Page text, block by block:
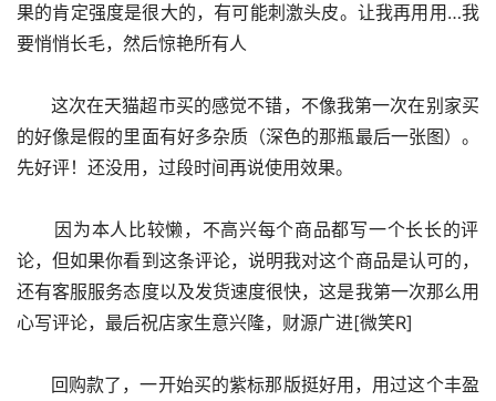
果的肯定强度是很大的，有可能刺激头皮。让我再用用…我
要悄悄长毛，然后惊艳所有人
的好像是假的里面有好多杂质（深色的那瓶最后一张图）。
先好评！还没用，过段时间再说使用效果。
论，但如果你看到这条评论，说明我对这个商品是认可的，
还有客服服务态度以及发货速度很快，这是我第一次那么用
心写评论，最后祝店家生意兴隆，财源广进[微笑R]